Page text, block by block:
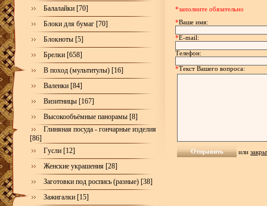
Балалайки [70]
Блоки для бумаг [70]
Блокноты [5]
Брелки [658]
В поход (мультитулы) [16]
Валенки [84]
Визитницы [167]
Высокообъёмные панорамы [8]
Глиняная посуда - гончарные изделия
[86]
Гусли [12]
Женские украшения [28]
Заготовки под роспись (разные) [38]
Зажигалки [15]
*заполните обязательно
*Ваше имя:
*E-mail:
Телефон:
*Текст Вашего вопроса:
или